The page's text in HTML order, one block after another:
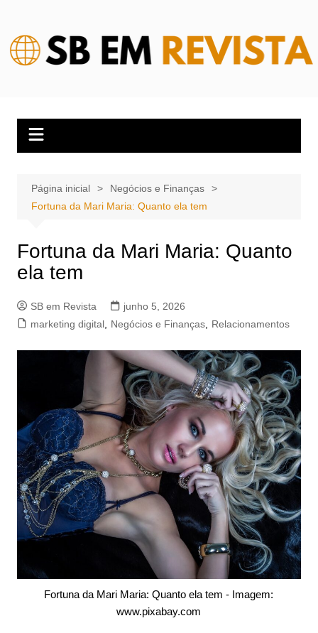
conteúdo
Página inicial
Negócios e Finanças
Fortuna da Mari Maria: Quanto ela tem
Fortuna da Mari Maria: Quanto
ela tem
SB em Revista
junho 5, 2026
marketing digital, Negócios e Finanças, Relacionamentos
Fortuna da Mari Maria: Quanto ela tem - Imagem:
www.pixabay.com